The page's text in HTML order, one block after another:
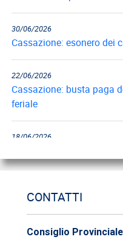
30/06/2026
Cassazione: esonero dei
22/06/2026
Cassazione: busta paga
feriale
18/06/2026
Cassazione: estorsione
09/06/2026
Cassazione:
CONTATTI
Consiglio